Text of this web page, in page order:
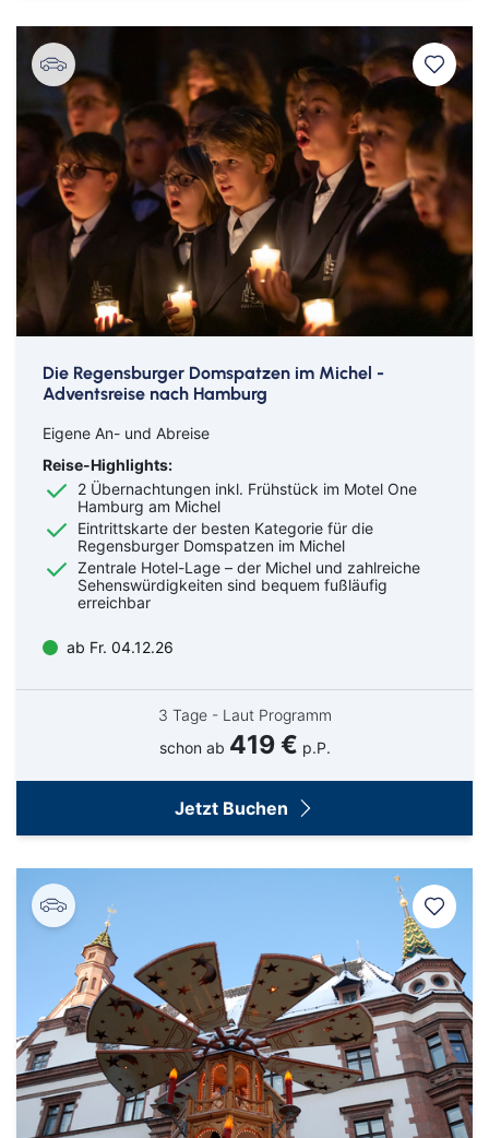
Die Regensburger Domspatzen im Michel -
Adventsreise nach Hamburg
Eigene An- und Abreise
Reise-Highlights:
2 Übernachtungen inkl. Frühstück im Motel One
Hamburg am Michel
Eintrittskarte der besten Kategorie für die
Regensburger Domspatzen im Michel
Zentrale Hotel-Lage – der Michel und zahlreiche
Sehenswürdigkeiten sind bequem fußläufig
erreichbar
ab Fr. 04.12.26
3 Tage - Laut Programm
schon ab 419 € p.P.
Jetzt Buchen